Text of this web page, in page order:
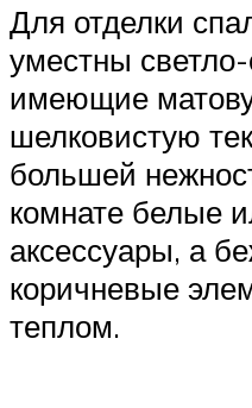
Для отделки
уместны
имеющие
шелковистую
большей
комнате белые
аксессуары, а
коричневые
теплом.